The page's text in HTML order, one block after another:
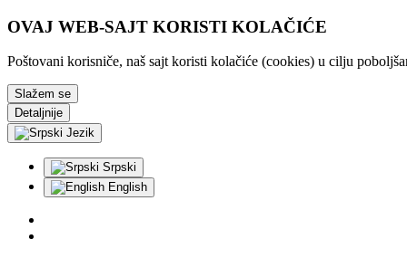
OVAJ WEB-SAJT KORISTI KOLAČIĆE
Poštovani korisniče, naš sajt koristi kolačiće (cookies) u cilju
Slažem se
Detaljnije
Jezik
Srpski
English